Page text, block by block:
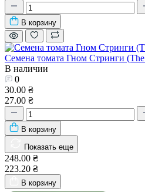
В корзину
Семена томата Гном Стринги
В наличии
0
30.00 ₴
27.00 ₴
В корзину
Показать еще
248.00 ₴
223.20 ₴
В корзину